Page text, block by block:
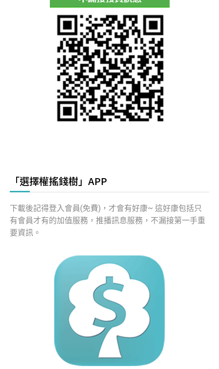
「選擇權搖錢樹」APP
下載後記得登入會員(免費)，才會有好康~ 這好康包括只
有會員才有的加值服務，推播訊息服務，不漏接第一手重
要資訊。